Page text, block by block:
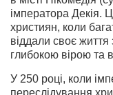
імператора Декія.
християн, коли
віддали своє
глибокою вірою та
У 250 році, коли
переслідування